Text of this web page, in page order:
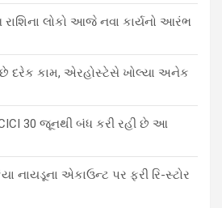
લોકો આજે નવા કાર્યનો આરંભ
દરેક કામ, એરહોસ્ટેસે ખોલ્યા અનેક
30 જૂનથી બંધ કરી રહી છે આ
નાયડૂના એકાઉન્ટ પર ફરી રિ-સ્ટોર